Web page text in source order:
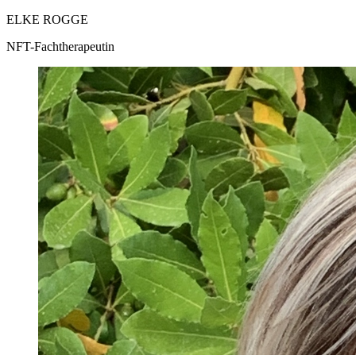
ELKE ROGGE
NFT-Fachtherapeutin